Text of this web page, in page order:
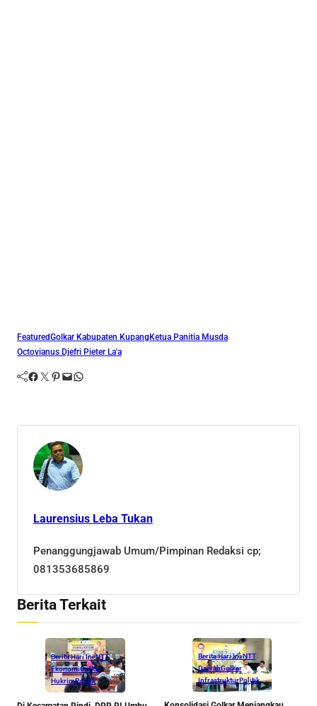
FeaturedGolkar Kabupaten KupangKetua Panitia Musda
Octovianus Djefri Pieter La'a
Facebook Twitter Pinterest Mail WhatsApp
Laurensius Leba Tukan
Penanggungjawab Umum/Pimpinan Redaksi cp;
081353685869
Berita Terkait
Berita Hari Ini NTT
EkonomiGolkar
HukrimPolitik
Berita Hari Ini NTT
DaerahGolkar
InfrastrukturPolitik